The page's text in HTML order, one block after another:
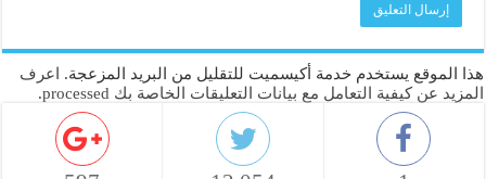
هذا الموقع يستخدم خدمة أكيسميت للتقليل من البريد المزعجة.
اعرف
المزيد عن كيفية التعامل مع بيانات التعليقات الخاصة بك processed
.